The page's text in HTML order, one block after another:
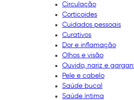
Circulação
Corticoides
Cuidados pessoais
Curativos
Dor e inflamação
Olhos e visão
Ouvido, nariz e
Pele e cabelo
Saúde bucal
Saúde íntima